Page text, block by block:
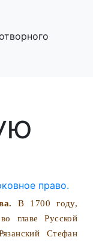
право.
В 1700 году,
главе Русской
Стефан